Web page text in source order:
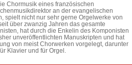
Chormusik eines französischen
an der evangelischen
spielt nicht nur sehr gerne Orgelwerke von
über zwanzig Jahren das gesamte
hat durch die Enkelin des Komponisten
unveröffentlichten Manuskripten und hat
von meist Chorwerken vorgelegt, darunter
Klavier und für Orgel.